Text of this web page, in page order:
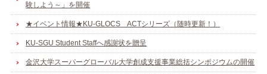
験しよう～」を開催
★イベント情報★KU-GLOCS ACTシリーズ（随時更新！）
KU-SGU Student Staffへ感謝状を贈呈
金沢大学スーパーグローバル大学創成支援事業総括シンポジウムの開催